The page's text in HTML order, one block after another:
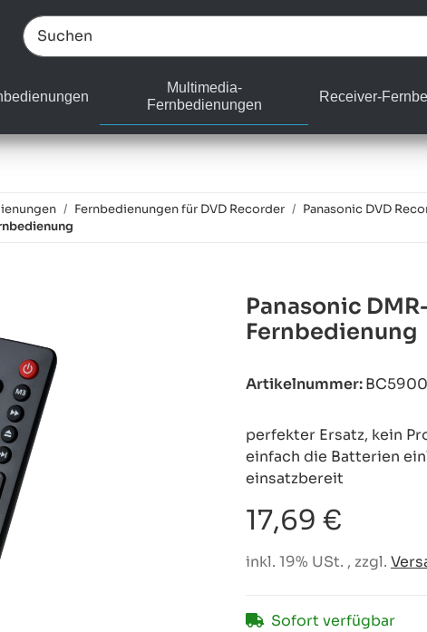
Multimedia-
Fernbedienungen
Receiver-
Fernbedienungen für DVD Recorder
Panasonic DVD
Panasonic
Fernbedienung
Artikelnummer:
perfekter Ersatz, kein
einfach die Batterien
einsatzbereit
17,69 €
inkl. 19% USt. , zzgl.
Sofort verfügbar